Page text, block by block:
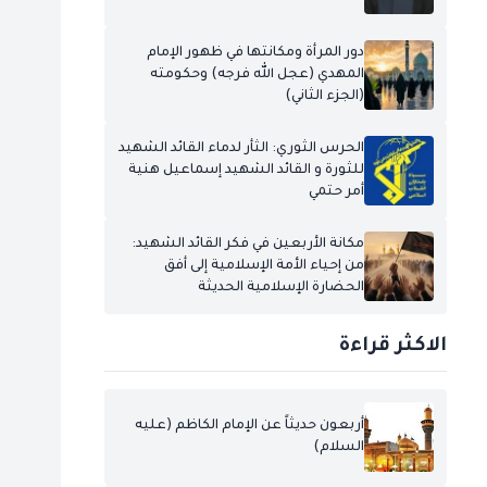
دور المرأة ومكانتها في ظهور الإمام
المهدي (عجل الله فرجه) وحكومته
(الجزء الثاني)
الحرس الثوري: الثأر لدماء القائد الشهيد
للثورة و القائد الشهيد إسماعيل هنية
أمر حتمي
مكانة الأربعين في فكر القائد الشهيد:
من إحياء الأمة الإسلامية إلى أفق
الحضارة الإسلامية الحديثة
الاكثر قراءة
أربعون حديثاً عن الإمام الكاظم (عليه
السلام)